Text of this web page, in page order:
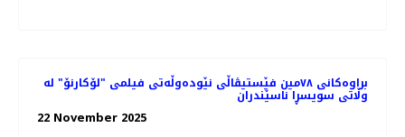
براوه‌کانی ٧٨مین فێستیڤاڵی نێوده‌وڵه‌تی فیلمی "لۆکارنۆ" له
وڵاتی سویسڕا ناسێندران
22 November 2025